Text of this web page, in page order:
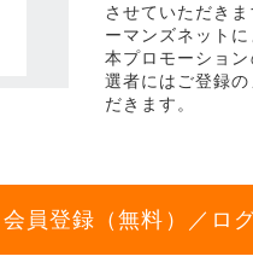
させていただき
ーマンズネット
本プロモーショ
選者にはご登録
だきます。
会員登録（無料）／ロ